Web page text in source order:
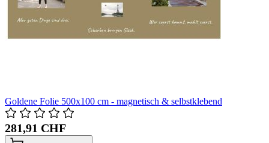
Goldene Folie 500x100 cm - magnetisch & selbstklebend
281,91 CHF